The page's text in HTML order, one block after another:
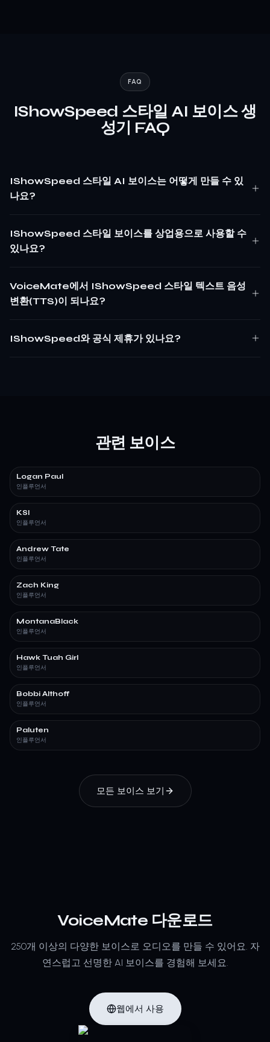
FAQ
IShowSpeed 스타일 AI 보이스 생
성기 FAQ
IShowSpeed 스타일 AI 보이스는 어떻게 만들 수 있
나요?
IShowSpeed 스타일 보이스를 상업용으로 사용할 수
있나요?
VoiceMate에서 IShowSpeed 스타일 텍스트 음성
변환(TTS)이 되나요?
IShowSpeed와 공식 제휴가 있나요?
관련 보이스
Logan Paul
인플루언서
KSI
인플루언서
Andrew Tate
인플루언서
Zach King
인플루언서
MontanaBlack
인플루언서
Hawk Tuah Girl
인플루언서
Bobbi Althoff
인플루언서
Paluten
인플루언서
모든 보이스 보기
VoiceMate 다운로드
250개 이상의 다양한 보이스로 오디오를 만들 수 있어요. 자
연스럽고 선명한 AI 보이스를 경험해 보세요.
웹에서 사용